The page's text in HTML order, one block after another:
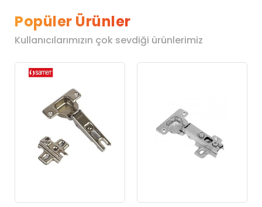
Popüler Ürünler
Kullanıcılarımızın çok sevdiği ürünlerimiz